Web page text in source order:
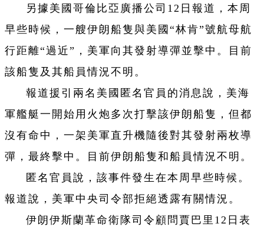
另據美國哥倫比亞廣播公司12日報道，本周
早些時候，一艘伊朗船隻與美國“林肯”號航母航
行距離“過近”，美軍向其發射導彈並擊中。目前
該船隻及其船員情況不明。
報道援引兩名美國匿名官員的消息說，美海
軍艦艇一開始用火炮多次打擊該伊朗船隻，但都
沒有命中，一架美軍直升機隨後對其發射兩枚導
彈，最終擊中。目前伊朗船隻和船員情況不明。
匿名官員說，該事件發生在本周早些時候。
報道說，美軍中央司令部拒絕透露有關情況。
伊朗伊斯蘭革命衛隊司令顧問賈巴里12日表